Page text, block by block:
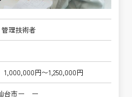
理技術者
1,000,000円〜1,250,000円
台市ー ー